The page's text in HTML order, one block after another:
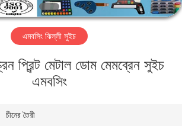
এমবসিং ঝিল্লী সুইচ
প্রিন্ট মেটাল ডোম মেমব্রেন সুইচ
এমবসিং
চীনের তৈরী